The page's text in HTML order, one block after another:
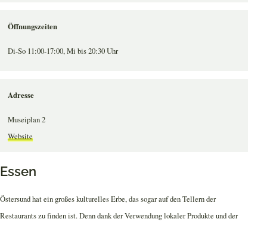
Öffnungszeiten
Di-So 11:00-17:00, Mi bis 20:30 Uhr
Adresse
Museiplan 2
Website
Essen
Östersund hat ein großes kulturelles Erbe, das sogar auf den Tellern der
Restaurants zu finden ist. Denn dank der Verwendung lokaler Produkte und der